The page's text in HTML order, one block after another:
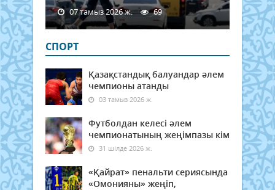
07 тамыз 2026 ж. 69
СПОРТ
Қазақстандық балуандар әлем
чемпионы атанды
03 тамыз 2026 ж.
Футболдан келесі әлем
чемпионатының жеңімпазы кім
31 шілде 2026 ж.
«Қайрат» пенальти сериясында
«Омонияны» жеңіп,